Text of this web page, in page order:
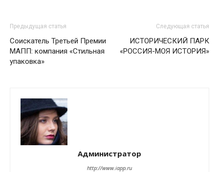
Предыдущая статья
Соискатель Третьей Премии
МАПП: компания «Стильная
упаковка»
Следующая статья
ИСТОРИЧЕСКИЙ ПАРК
«РОССИЯ-МОЯ ИСТОРИЯ»
Администратор
http://www.iapp.ru